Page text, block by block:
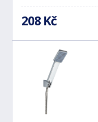
208 Kč